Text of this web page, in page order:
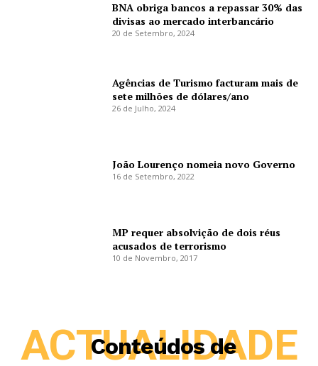
BNA obriga bancos a repassar 30% das
divisas ao mercado interbancário
20 de Setembro, 2024
Agências de Turismo facturam mais de
sete milhões de dólares/ano
26 de Julho, 2024
João Lourenço nomeia novo Governo
16 de Setembro, 2022
MP requer absolvição de dois réus
acusados de terrorismo
10 de Novembro, 2017
Conteúdos de
ACTUALIDADE